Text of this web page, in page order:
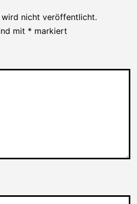
wird nicht veröffentlicht.
mit * markiert